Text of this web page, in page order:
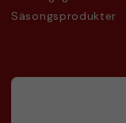
Säsongsprodukter